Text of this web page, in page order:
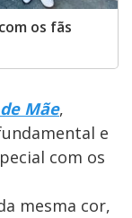
os fãs
Mãe,
e
com os
mesma cor,